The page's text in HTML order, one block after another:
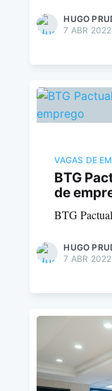
HUGO
7 ABR 2022
VAGAS DE
BTG
de
BTG
HUGO
7 ABR 2022